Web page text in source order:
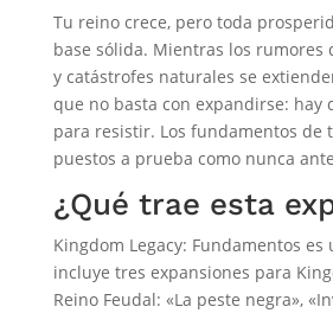
Tu reino crece, pero toda
base sólida. Mientras los rumores
y catástrofes naturales se
que no basta con expandirse: hay
para resistir. Los fundamentos de
puestos a prueba como nunca
¿Qué trae esta
Kingdom Legacy: Fundamentos es
incluye tres expansiones para
Reino Feudal: «La peste negra»,